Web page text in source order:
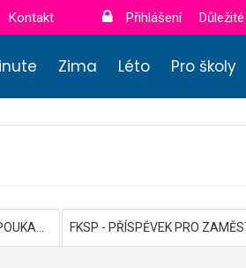
Přihlášení
Kontakt
Zima Léto Pro školy